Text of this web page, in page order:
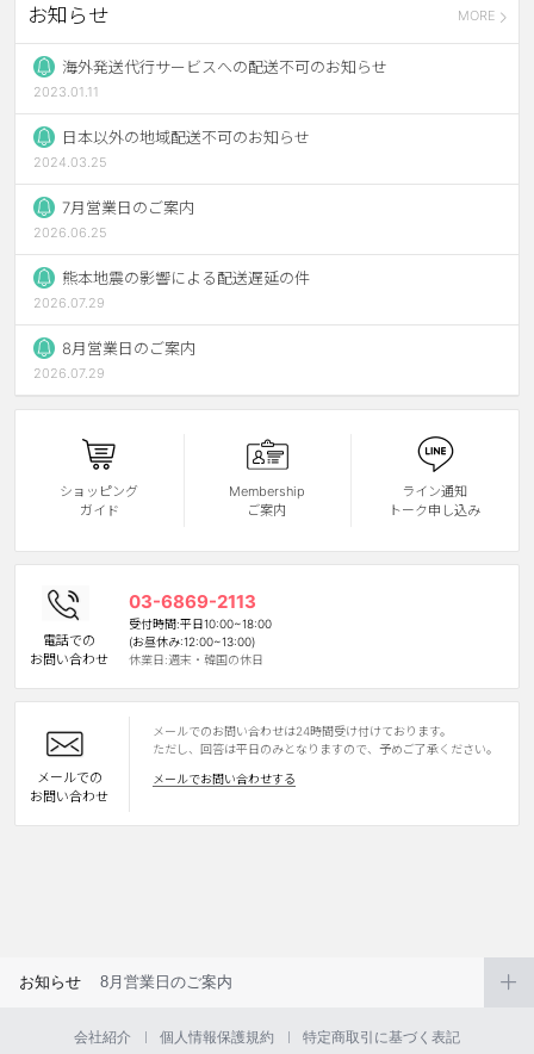
ブラウン
グレー
ブラック
ヘーゼル
グリーン
ブルー
ピンク
透明
ハロウィンカラコン
ケア用品
レビュー
EYEしてる
総合掲示板
カスタマーサービス
ショッピングガイド
INSTAGRAM TWITTER LINE FACEBOOK
お知らせ
海外発送代行サービスへの配送不可のお知らせ
2023.01.11
日本以外の地域配送不可のお知らせ
2024.03.25
7月営業日のご案内
2026.06.25
熊本地震の影響による配送遅延の件
2026.07.29
8月営業日のご案内
2026.07.29
MORE
ショッピング
ガイド
Membership
ご案内
ライン通知
トーク申し込み
電話での
お問い合わせ
03-6869-2113
受付時間:平日10:00~18:00
(お昼休み:12:00~13:00)
休業日:週末・韓国の休日
メールでの
お問い合わせ
メールでのお問い合わせは24時間受け付けております。
ただし、回答は平日のみとなりますので、予めご了承ください。
メールでお問い合わせする
お知らせ 8月営業日のご案内
会社紹介 個人情報保護規約 特定商取引に基づく表記